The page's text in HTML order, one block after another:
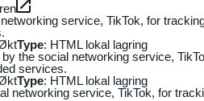
service, TikTok, for
Type: HTML lokal lagring
the social networking service,
services.
Type: HTML lokal lagring
networking service, TikTok, for